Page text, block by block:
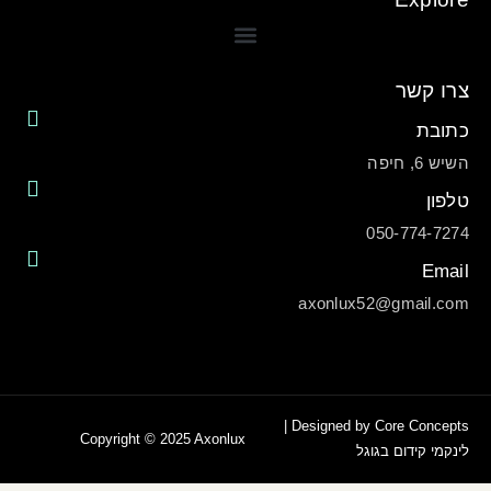
צרו קשר
כתובת
השיש 6, חיפה
טלפון
050-774-7274
Email
axonlux52@gmail.com
Copyright © 2025 Axonlux
Designed by Core Concepts
לינקמי קידום בגוגל